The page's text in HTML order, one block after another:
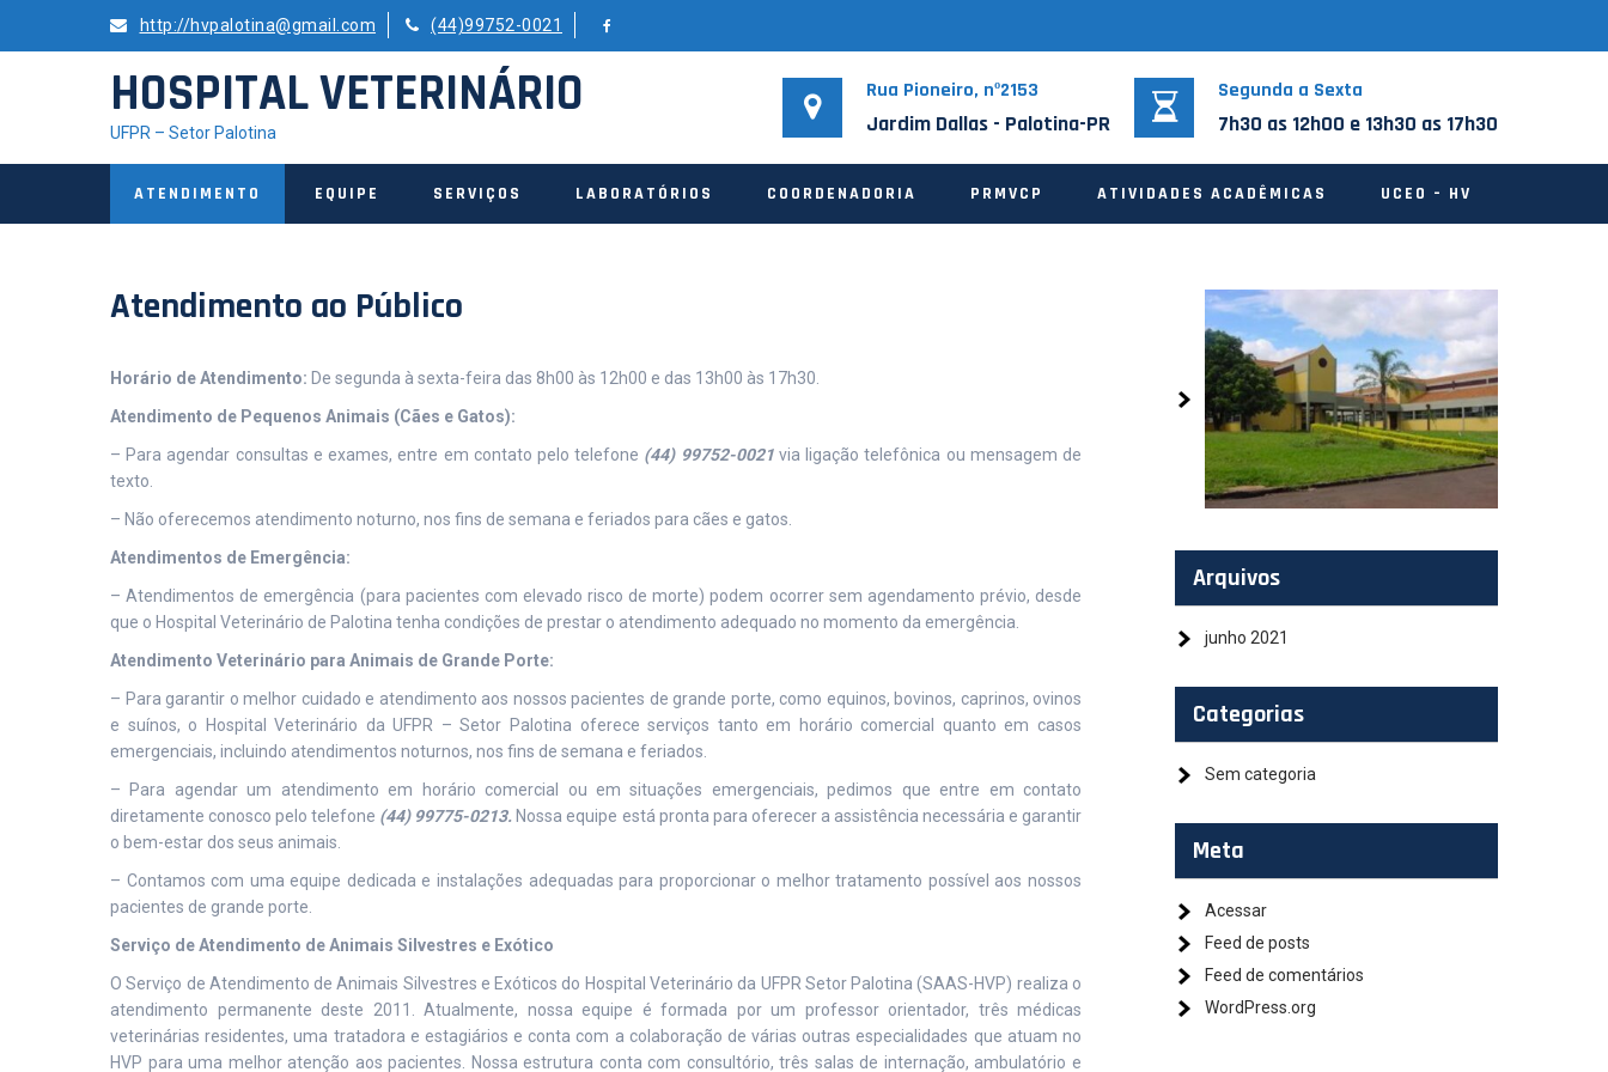
http://hvpalotina@gmail.com (44)99752-0021
HOSPITAL VETERINÁRIO
UFPR – Setor Palotina
Rua Pioneiro, nº2153
Jardim Dallas - Palotina-PR
Segunda a Sexta
7h30 as 12h00 e 13h30 as 17h30
ATENDIMENTO EQUIPE SERVIÇOS LABORATÓRIOS COORDENADORIA PRMVCP ATIVIDADES ACADÊMICAS UCEO – HV
Atendimento ao Público
Horário de Atendimento: De segunda à sexta-feira das 8h00 às 12h00 e das 13h00 às 17h30.
Atendimento de Pequenos Animais (Cães e Gatos):
– Para agendar consultas e exames, entre em contato pelo telefone (44) 99752-0021via ligação telefônica ou mensagem de
texto.
– Não oferecemos atendimento noturno, nos fins de semana e feriados para cães e gatos.
Atendimentos de Emergência:
– Atendimentos de emergência (para pacientes com elevado risco de morte) podem ocorrer sem agendamento prévio, desde
que o Hospital Veterinário de Palotina tenha condições de prestar o atendimento adequado no momento da emergência.
Atendimento Veterinário para Animais de Grande Porte:
– Para garantir o melhor cuidado e atendimento aos nossos pacientes de grande porte, como equinos, bovinos, caprinos, ovinos
e suínos, o Hospital Veterinário da UFPR – Setor Palotina oferece serviços tanto em horário comercial quanto em casos
emergenciais, incluindo atendimentos noturnos, nos fins de semana e feriados.
– Para agendar um atendimento em horário comercial ou em situações emergenciais, pedimos que entre em contato
diretamente conosco pelo telefone (44) 99775-0213. Nossa equipe está pronta para oferecer a assistência necessária e garantir
o bem-estar dos seus animais.
– Contamos com uma equipe dedicada e instalações adequadas para proporcionar o melhor tratamento possível aos nossos
pacientes de grande porte.
Serviço de Atendimento de Animais Silvestres e Exótico
O Serviço de Atendimento de Animais Silvestres e Exóticos do Hospital Veterinário da UFPR Setor Palotina (SAAS-HVP) realiza o
atendimento permanente deste 2011. Atualmente, nossa equipe é formada por um professor orientador, três médicas
veterinárias residentes, uma tratadora e estagiários e conta com a colaboração de várias outras especialidades que atuam no
HVP para uma melhor atenção aos pacientes. Nossa estrutura conta com consultório, três salas de internação, ambulatório e
Arquivos
junho 2021
Categorias
Sem categoria
Meta
Acessar
Feed de posts
Feed de comentários
WordPress.org